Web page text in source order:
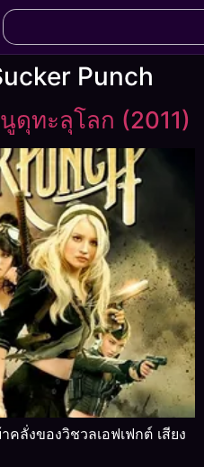
Punch
ดุทะลุโลก (2011)
คลั่งของวิชวลเอฟเฟกต์ เสียง